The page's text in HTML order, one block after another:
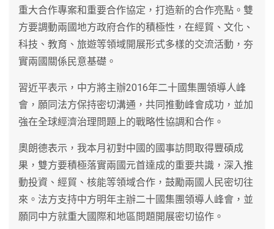
重大合作專案和重要合作協定，打造新的合作亮點。雙
方要調動兩國地方政府合作的積極性，在經貿、文化、
科技、教育、旅遊等領域開展形式多樣的交流活動，夯
實兩國關係民意基礎。
習近平表示，中方將主辦2016年二十國集團領導人峰
會，願同法方保持密切溝通，共同推動峰會成功，並加
強在全球經濟治理問題上的戰略性協調和合作。
奧朗德表示，我本月初對中國的國事訪問取得豐碩成
果，雙方要積極落實兩國元首達成的重要共識，深入推
動投資、經貿、核能等領域合作，鼓勵兩國人民密切往
來。法方支持中方明年主辦二十國集團領導人峰會，並
願同中方就重大國際和地區問題開展密切協作。